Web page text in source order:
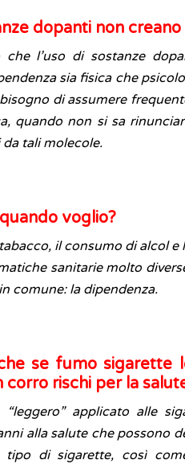
dopanti non
che l’uso di sostanze
sia fisica che
di assumere
quando non si sa
tali molecole.
voglio?
il consumo di alcol e
sanitarie molto
comune: la dipendenza.
se fumo sigarette
corro rischi per la
applicato alle
alla salute che possono
tipo di sigarette, così